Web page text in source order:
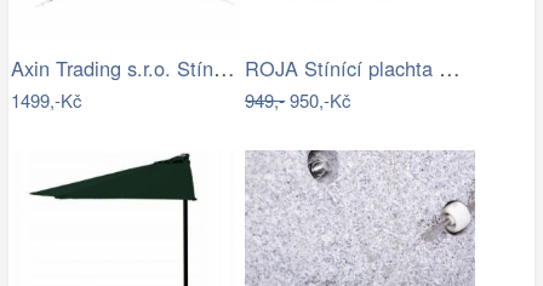
Axin Trading s.r.o. Stínící plachta…
1499,-Kč
ROJA Stínící plachta ČTVEREC 3,6m
949,-950,-Kč